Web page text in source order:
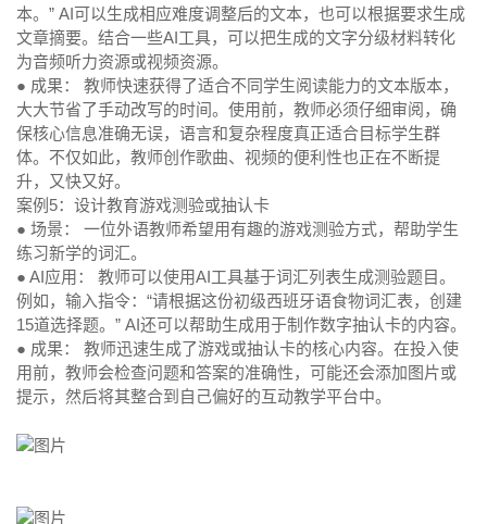
本。” AI可以生成相应难度调整后的文本，也可以根据要求生成
文章摘要。结合一些AI工具，可以把生成的文字分级材料转化
为音频听力资源或视频资源。
● 成果：
教师快速获得了适合不同学生阅读能力的文本版本，
大大节省了手动改写的时间。使用前，教师必须仔细审阅，确
保核心信息准确无误，语言和复杂程度真正适合目标学生群
体。不仅如此，教师创作歌曲、视频的便利性也正在不断提
升，又快又好。
案例5：设计教育游戏测验或抽认卡
● 场景：
一位外语教师希望用有趣的游戏测验方式，帮助学生
练习新学的词汇。
● AI应用：
教师可以使用AI工具基于词汇列表生成测验题目。
例如，输入指令：“请根据这份初级西班牙语食物词汇表，创建
15道选择题。” AI还可以帮助生成用于制作数字抽认卡的内容。
● 成果：
教师迅速生成了游戏或抽认卡的核心内容。在投入使
用前，教师会检查问题和答案的准确性，可能还会添加图片或
提示，然后将其整合到自己偏好的互动教学平台中。